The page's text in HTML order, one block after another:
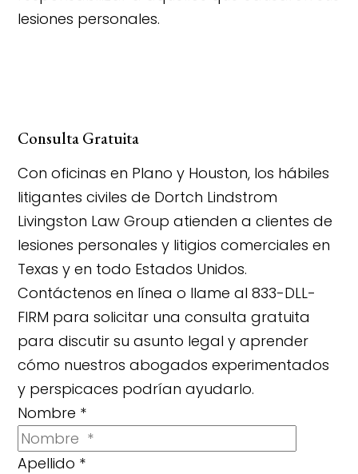
lesiones personales.
Consulta Gratuita
Con oficinas en Plano y Houston, los hábiles
litigantes civiles de Dortch Lindstrom
Livingston Law Group atienden a clientes de
lesiones personales y litigios comerciales en
Texas y en todo Estados Unidos.
Contáctenos en línea o llame al 833-DLL-
FIRM para solicitar una consulta gratuita
para discutir su asunto legal y aprender
cómo nuestros abogados experimentados
y perspicaces podrían ayudarlo.
Nombre *
Apellido *